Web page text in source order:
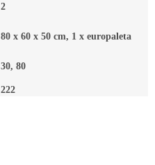
2
80 x 60 x 50 cm, 1 x europaleta
30, 80
222